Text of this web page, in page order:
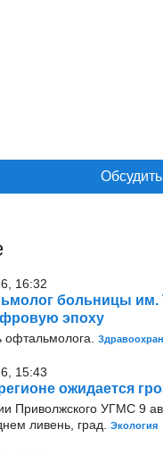
16:32
больницы им.
эпоху
офтальмолога.
15:43
ожидается
Приволжского УГМС 9
ливень, град.
Экология